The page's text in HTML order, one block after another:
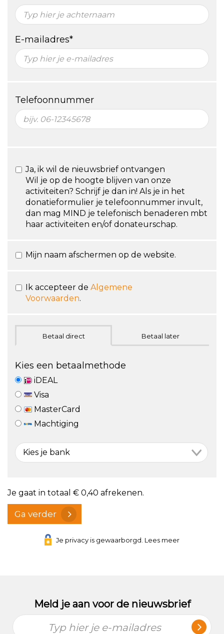
E-mailadres*
Telefoonnummer
Ja, ik wil de nieuwsbrief ontvangen
Wil je op de hoogte blijven van onze
activiteiten? Schrijf je dan in! Als je in het
donatieformulier je telefoonnummer invult,
dan mag MIND je telefonisch benaderen mbt
haar activiteiten en/of donateurschap.
Mijn naam afschermen op de website.
Ik accepteer de Algemene
Voorwaarden.
Betaal direct Betaal later
Kies een betaalmethode
iDEAL
Visa
MasterCard
Machtiging
Je gaat in totaal € 0,40 afrekenen.
Ga verder
Je privacy is gewaarborgd. Lees meer
Meld je aan voor de nieuwsbrief
Typ hier je e-mailadres